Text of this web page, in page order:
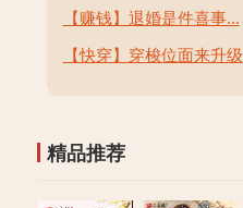
【赚钱】退婚是件喜事...
【快穿】穿梭位面来升级
精品推荐